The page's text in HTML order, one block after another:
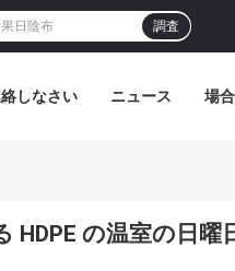
調査
しなさい ニュース 場合
HDPE の温室の日曜